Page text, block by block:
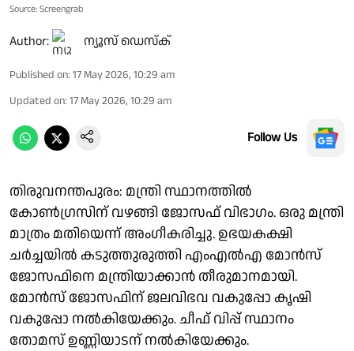
Source: Screengrab
Author: ന്യൂസ് ഡെസ്ക്
Published on: 17 May 2026, 10:29 am
Updated on: 17 May 2026, 10:29 am
Follow Us
തിരുവനന്തപുരം: മന്ത്രി സ്ഥാനത്തിൽ
കോൺഗ്രസിന് വഴങ്ങി ജോസഫ് വിഭാഗം. ഒരു മന്ത്രി
മാത്രം മതിയെന്ന് അംഗീകരിച്ചു. ഉഭയകക്ഷി
ചർച്ചയിൽ കടുത്തുരുത്തി എംഎൽഎ മോൻസ്
ജോസഫിനെ മന്ത്രിയാക്കാൻ തീരുമാനമായി.
മോൻസ് ജോസഫിന് ജലവിഭവ വകുപ്പോ കൃഷി
വകുപ്പോ നൽകിയേക്കും. ചീഫ് വിപ്പ് സ്ഥാനം
തോമസ് ഉണ്ണിയാടന് നൽകിയേക്കും.